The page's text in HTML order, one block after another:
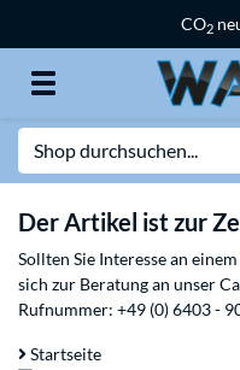
CO2
Der Artikel ist zur
Sollten Sie Interesse an
sich zur Beratung an unser
Rufnummer: +49 (0) 6403 -
Startseite